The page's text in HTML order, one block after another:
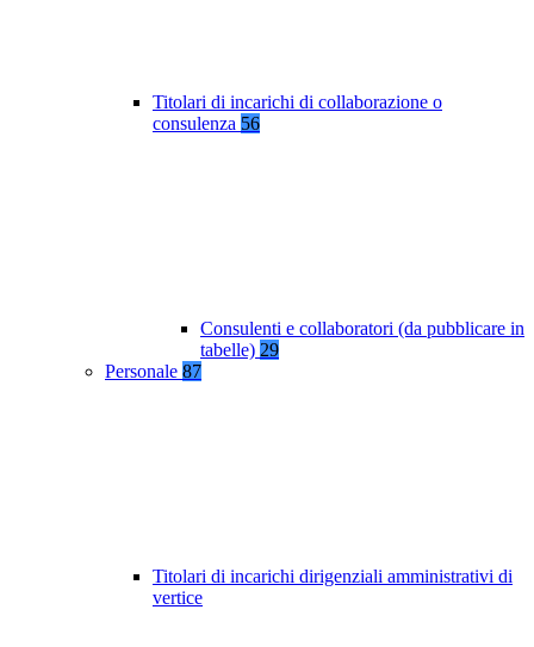
Titolari di incarichi di collaborazione o
consulenza 56
Consulenti e collaboratori (da pubblicare in
tabelle) 29
Personale 87
Titolari di incarichi dirigenziali amministrativi di
vertice